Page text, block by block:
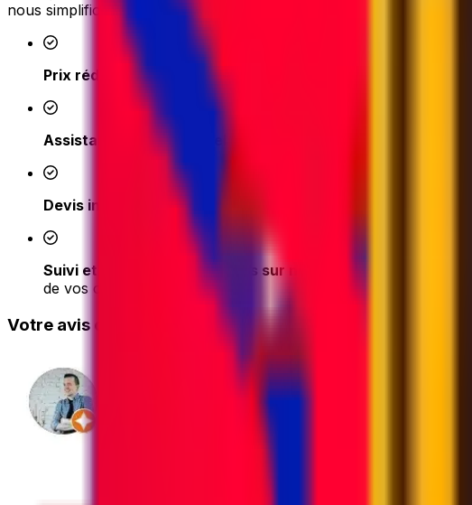
nous simplifions l'envoi de tout colis vers l'Algérie.
Prix réduits - accédez à des tarifs d'expédition compétitifs
Assistance en temps réel de nos experts en logistique –
Devis instantané et réservation en ligne facile en quelques
Suivi et mises à jour simplifiés sur notre plateforme
–
de vos commandes
Votre avis compte